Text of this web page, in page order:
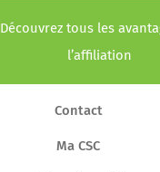
Découvrez tous les
l’affiliation
Contact
Ma CSC